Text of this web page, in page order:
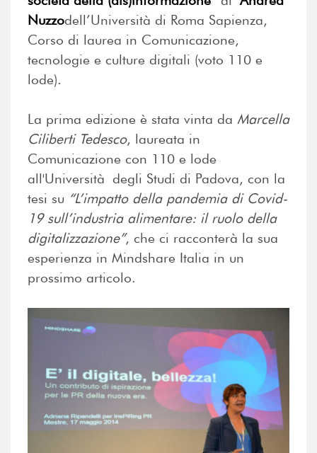
Nuzzodell’Università di Roma Sapienza,
Corso di laurea in Comunicazione,
tecnologie e culture digitali (voto 110 e
lode).
La prima edizione è stata vinta da Marcella
Ciliberti Tedesco, laureata in
Comunicazione con 110 e lode
all'Università degli Studi di Padova, con la
tesi su “L’impatto della pandemia di Covid-
19 sull’industria alimentare: il ruolo della
digitalizzazione”, che ci racconterà la sua
esperienza in Mindshare Italia in un
prossimo articolo.